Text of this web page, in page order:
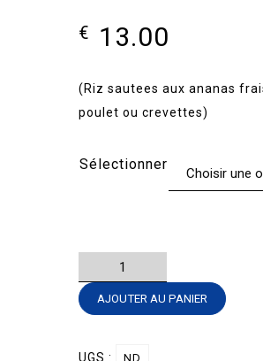
€ 13.00
(Riz sautees aux ananas
poulet ou crevettes)
Sélectionner
quantité
de
RIZ
AJOUTER AU PANIER
UGS : ND